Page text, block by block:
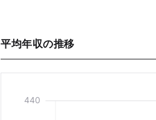
平均年収の推移
440